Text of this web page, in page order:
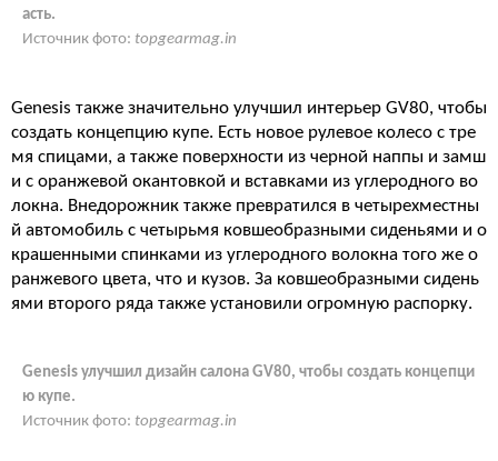
асть.
Источник фото: topgearmag.in
Genesis также значительно улучшил интерьер GV80, чтобы
создать концепцию купе. Есть новое рулевое колесо с тре
мя спицами, а также поверхности из черной наппы и замш
и с оранжевой окантовкой и вставками из углеродного во
локна. Внедорожник также превратился в четырехместны
й автомобиль с четырьмя ковшеобразными сиденьями и о
крашенными спинками из углеродного волокна того же о
ранжевого цвета, что и кузов. За ковшеобразными сидень
ями второго ряда также установили огромную распорку.
Genesis улучшил дизайн салона GV80, чтобы создать концепци
ю купе.
Источник фото: topgearmag.in